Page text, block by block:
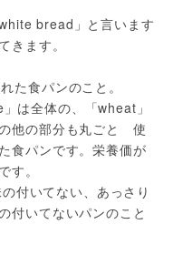
bread」と言います
きます。
食パンのこと。
は全体の、「wheat」
他の部分も丸ごと　使
食パンです。栄養価が
す。
付いてない、あっさり
付いてないパンのこと